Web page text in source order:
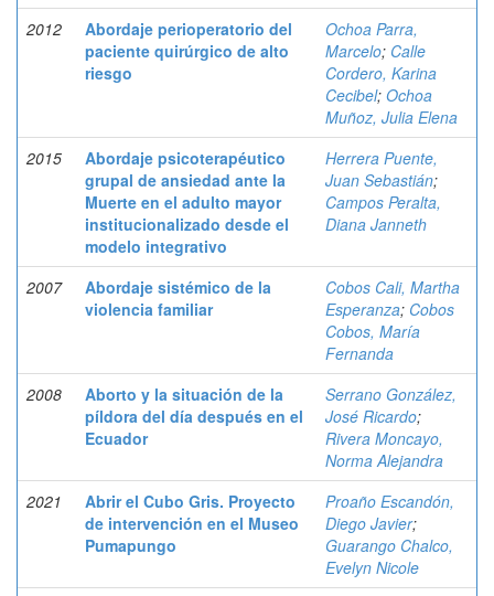
2012
Abordaje perioperatorio del
paciente quirúrgico de alto
riesgo
Ochoa Parra,
Marcelo; Calle
Cordero, Karina
Cecibel; Ochoa
Muñoz, Julia Elena
2015
Abordaje psicoterapéutico
grupal de ansiedad ante la
Muerte en el adulto mayor
institucionalizado desde el
modelo integrativo
Herrera Puente,
Juan Sebastián;
Campos Peralta,
Diana Janneth
2007
Abordaje sistémico de la
violencia familiar
Cobos Cali, Martha
Esperanza; Cobos
Cobos, María
Fernanda
2008
Aborto y la situación de la
píldora del día después en el
Ecuador
Serrano González,
José Ricardo;
Rivera Moncayo,
Norma Alejandra
2021
Abrir el Cubo Gris. Proyecto
de intervención en el Museo
Pumapungo
Proaño Escandón,
Diego Javier;
Guarango Chalco,
Evelyn Nicole